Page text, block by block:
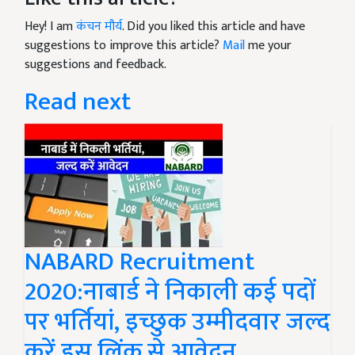
Hey! I amकंचन मौर्य. Did you liked this article and have
suggestions to improve this article? Mailme your
suggestions and feedback.
Read next
NABARD Recruitment
2020:नाबार्ड ने निकाली कई पदों
पर भर्तियां, इच्छुक उम्मीदवार जल्द